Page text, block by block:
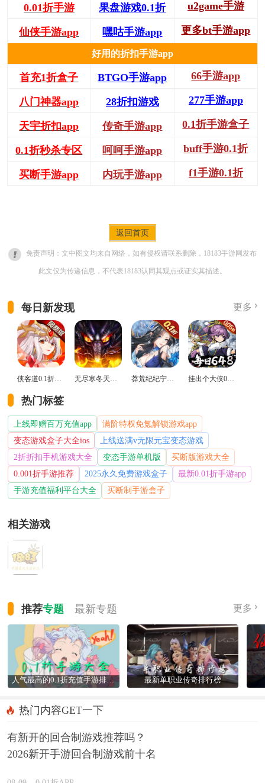
0.01折手游 果盘游戏0.1折 u2game手游
仙侠手游app 嘿咕手游app 更多bt手游app
好用的折扣手游app
首充1折盒子 BTGO手游app 66手游app
八门神器app 28折扣游戏 277手游app
天宇折扣app 传奇手游app 0.1折手游盒子
0.1折秒杀专区 呵呵手游app buff手游0.1折
买断手游app 内玩手游app f1手游0.1折
返回首页
免责声明：文中图文均来自网络，如有侵权请联系删除，18183手游网发布
此文仅为传递信息，不代表18183认同其观点或证实其描述。
每日新发现 更多
莽荒纪纪宁传奇0.1折送无限连抽版
热门标签
上线即赠百万充值app
满阶特权免氪解锁游戏app
变态游戏盒子大全ios
上线送满v无限元宝变态游戏
2折折扣手机游戏大全
变态手游单机版
买断版游戏大全
0.001折手游推荐
2025永久免费游戏盒子
最新0.01折手游app
手游充值福利平台大全
买断制手游盒子
相关游戏
推荐专题 最新专题 更多
人气最高的0.1折充值手游排行榜 最新单职业传奇排行榜
热门内容GET一下
有新开的回合制游戏推荐吗？
2026新开手游回合制游戏前十名